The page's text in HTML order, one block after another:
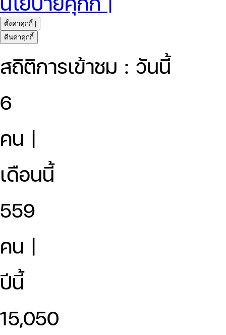
ตั้งค่าคุกกี้ |
คืนค่าคุกกี้
สถิติการเข้าชม : วันนี้
6
คน |
เดือนนี้
559
คน |
ปีนี้
15,050